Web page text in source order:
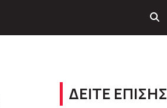
ΔΕΙΤΕ ΕΠΙΣΗΣ